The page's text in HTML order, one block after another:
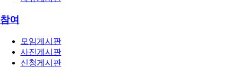
참여
모임게시판
사진게시판
신청게시판